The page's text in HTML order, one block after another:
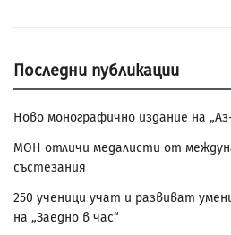
Последни публикации
Ново монографично издание на
МОН отличи медалисти от
състезания
250 ученици учат и развиват
на „Заедно в час“